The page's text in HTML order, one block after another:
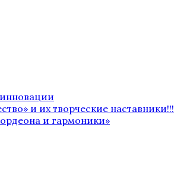
и их творческие наставники!!!
и гармоники»